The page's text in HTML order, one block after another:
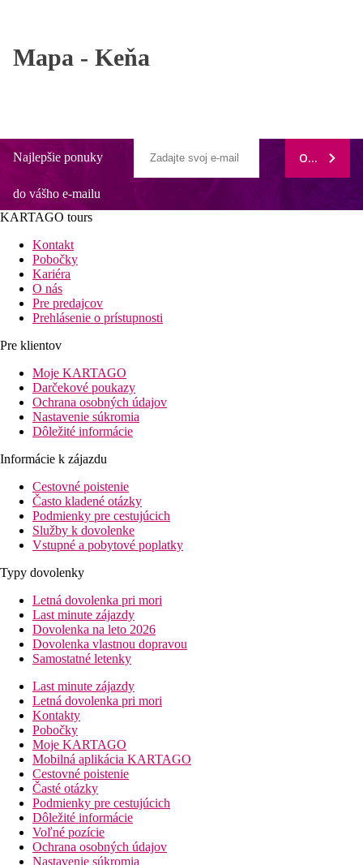
Mapa - Keňa
Najlepšie ponuky
do vášho e-mailu
ODOBERAŤ
KARTAGO tours
Kontakt
Pobočky
Kariéra
O nás
Pre predajcov
Prehlásenie o prístupnosti
Pre klientov
Moje KARTAGO
Darčekové poukazy
Ochrana osobných údajov
Nastavenie súkromia
Dôležité informácie
Informácie k zájazdu
Cestovné poistenie
Často kladené otázky
Podmienky pre cestujúcich
Služby k dovolenke
Vstupné a pobytové poplatky
Typy dovolenky
Letná dovolenka pri mori
Last minute zájazdy
Dovolenka na leto 2026
Dovolenka vlastnou dopravou
Samostatné letenky
Last minute zájazdy
Letná dovolenka pri mori
Kontakty
Pobočky
Moje KARTAGO
Mobilná aplikácia KARTAGO
Cestovné poistenie
Časté otázky
Podmienky pre cestujúcich
Dôležité informácie
Voľné pozície
Ochrana osobných údajov
Nastavenie súkromia